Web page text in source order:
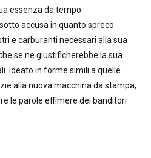
essenza da tempo
accusa in quanto spreco
e carburanti necessari alla sua
se ne giustificherebbe la sua
Ideato in forme simili a quelle
alla nuova macchina da stampa,
le parole effimere dei banditori